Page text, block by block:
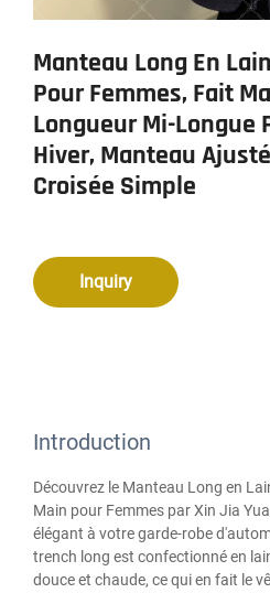
Manteau Long En
Pour Femmes, Fait
Longueur Mi-Longue
Hiver, Manteau
Croisée Simple
Inquiry
Introduction
Découvrez le Manteau Long en
Main pour Femmes par Xin Jia
élégant à votre garde-robe
trench long est confectionné en
douce et chaude, ce qui en fait le